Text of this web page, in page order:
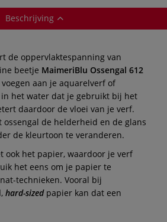
Beschrijving
de oppervlaktespanning van
beetje MaimeriBlu Ossengal 612
aan je aquarelverf of
het water dat je gebruikt bij het
daardoor de vloei van je verf.
ossengal de helderheid en de glans
de kleurtoon te veranderen.
ook het papier, waardoor je verf
het eens om je papier te
technieken. Vooral bij
hard-sizedpapier kan dat een